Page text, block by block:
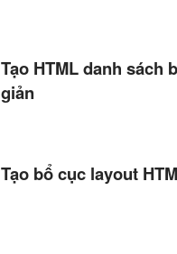
Tạo HTML danh sách
giản
Tạo bổ cục layout